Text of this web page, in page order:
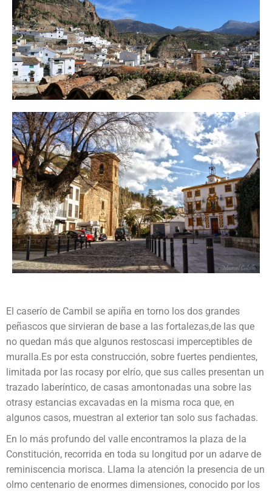
El caserío de Cambil se apiña en torno los dos grandes
peñascos que sirvieran de base a las fortalezas,de las que
no quedan más que algunos restoscasi imperceptibles de
muralla.Es por esta construcción, sobre fuertes pendientes,
limitada por las rocasy por elrío, que sus calles presentan un
trazado laberíntico, de casas amontonadas una sobre las
otrasy estancias excavadas en la misma roca que, en
algunos casos, muestran al exterior tan solo sus fachadas.
En lo más profundo del valle encontramos la plaza de la
Constitución, recorrida en toda su longitud por un adarve de
reminiscencia morisca. Llama la atención la presencia de un
olmo centenario de enormes dimensiones, conocido por los